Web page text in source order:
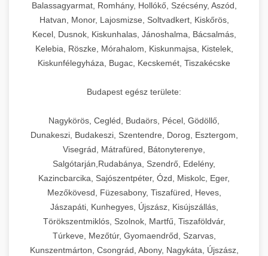
Balassagyarmat, Romhány, Hollókő, Szécsény, Aszód,
Hatvan, Monor, Lajosmizse, Soltvadkert, Kiskőrös,
Kecel, Dusnok, Kiskunhalas, Jánoshalma, Bácsalmás,
Kelebia, Röszke, Mórahalom, Kiskunmajsa, Kistelek,
Kiskunfélegyháza, Bugac, Kecskemét, Tiszakécske
Budapest egész területe:
Nagykörös, Cegléd, Budaörs, Pécel, Gödöllő,
Dunakeszi, Budakeszi, Szentendre, Dorog, Esztergom,
Visegrád, Mátrafüred, Bátonyterenye,
Salgótarján,Rudabánya, Szendrő, Edelény,
Kazincbarcika, Sajószentpéter, Ózd, Miskolc, Eger,
Mezőkövesd, Füzesabony, Tiszafüred, Heves,
Jászapáti, Kunhegyes, Újszász, Kisújszállás,
Törökszentmiklós, Szolnok, Martfű, Tiszaföldvár,
Túrkeve, Mezőtúr, Gyomaendrőd, Szarvas,
Kunszentmárton, Csongrád, Abony, Nagykáta, Újszász,